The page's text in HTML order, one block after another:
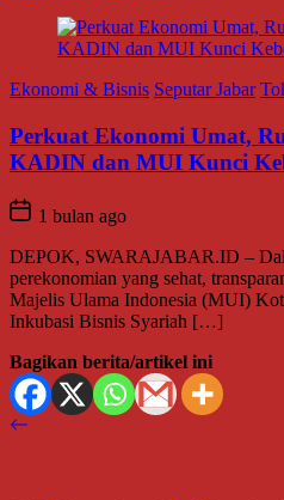
Ekonomi & Bisnis Seputar Jabar
Perkuat Ekonomi Umat,
KADIN dan MUI Kunci
1 bulan ago
DEPOK, SWARAJABAR.ID –
perekonomian yang sehat,
Majelis Ulama Indonesia (MUI)
Inkubasi Bisnis Syariah […]
Bagikan berita/artikel ini